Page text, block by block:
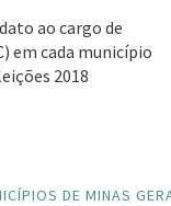
ao cargo de
em cada município
2018
DE MINAS